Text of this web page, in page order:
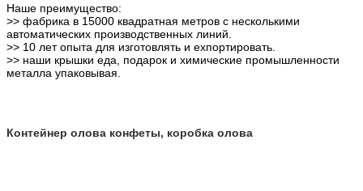
Наше преимущество:
>> фабрика в 15000 квадратная метров с несколькими
автоматических производственных линий.
>> 10 лет опыта для изготовлять и ехпортировать.
>> наши крышки еда, подарок и химические промышленности
металла упаковывая.
Контейнер олова конфеты, коробка олова